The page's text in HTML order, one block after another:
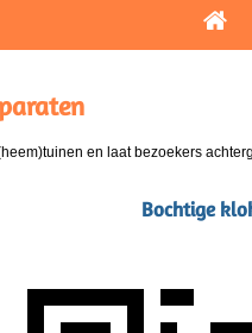
en laat bezoekers
Bochtige